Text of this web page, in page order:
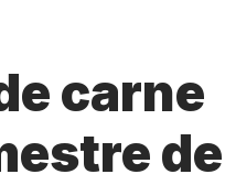
carne
de